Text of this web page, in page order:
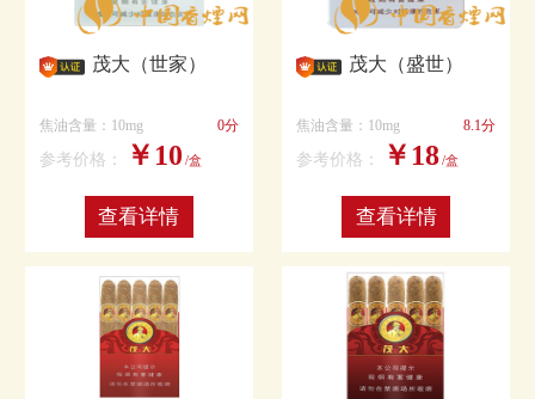
茂大（世家）
焦油含量：10mg 0分
参考价格： ￥10 /盒
查看详情
茂大（盛世）
焦油含量：10mg 8.1分
参考价格： ￥18/盒
查看详情